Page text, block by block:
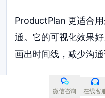
ProductPlan 更适合
通。它的可视化效果
画出时间线，减少沟通
总结来说，2026年成
微信咨询 在线客